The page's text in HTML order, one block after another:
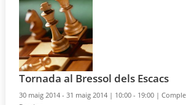
Tornada al Bressol dels Escacs
30 maig 2014 - 31 maig 2014 | 10:00 - 19:00 |